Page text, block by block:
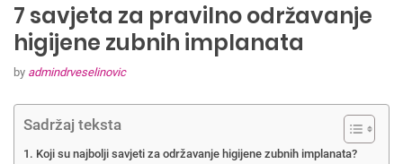
7 savjeta za pravilno održavanje
higijene zubnih implanata
by admindrveselinovic
Sadržaj teksta
Koji su najbolji savjeti za održavanje higijene zubnih implanata?